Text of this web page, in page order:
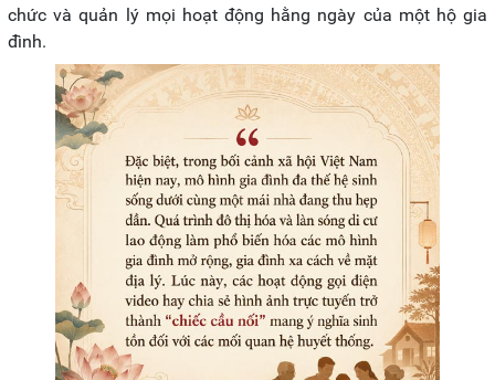
chức và quản lý mọi hoạt động hằng ngày của một hộ gia
đình.